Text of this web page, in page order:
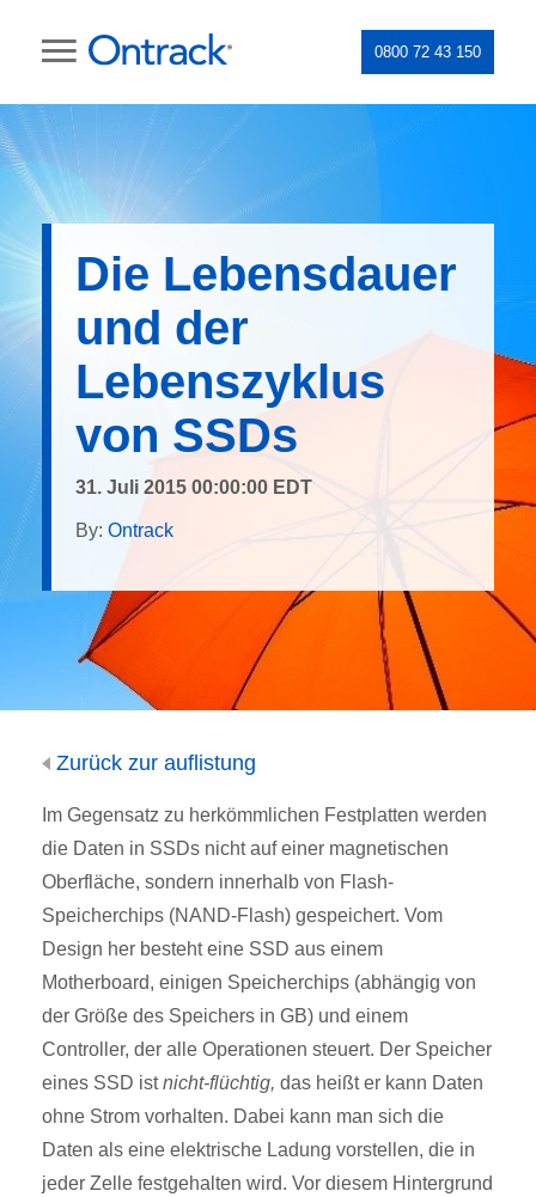
0800 72 43 150
Die Lebensdauer
und der
Lebenszyklus
von SSDs
31. Juli 2015 00:00:00 EDT
By: Ontrack
Zurück zur auflistung
Im Gegensatz zu herkömmlichen Festplatten werden
die Daten in SSDs nicht auf einer magnetischen
Oberfläche, sondern innerhalb von Flash-
Speicherchips (NAND-Flash) gespeichert. Vom
Design her besteht eine SSD aus einem
Motherboard, einigen Speicherchips (abhängig von
der Größe des Speichers in GB) und einem
Controller, der alle Operationen steuert. Der Speicher
eines SSD istnicht-flüchtig, das heißt er kann Daten
ohne Strom vorhalten. Dabei kann man sich die
Daten als eine elektrische Ladung vorstellen, die in
jeder Zelle festgehalten wird. Vor diesem Hintergrund